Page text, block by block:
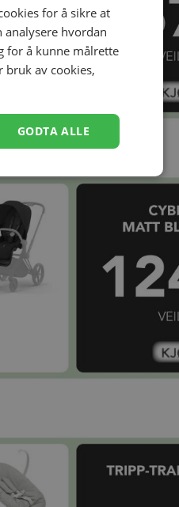
for å sikre at
hvordan
for å kunne målrette
bruk av cookies,
GODTA ALLE